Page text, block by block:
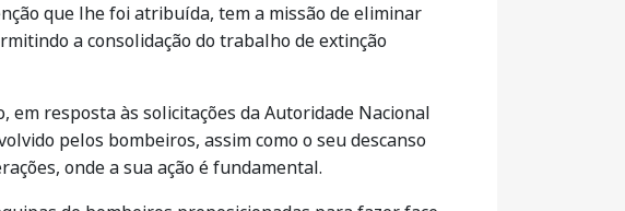
que lhe foi atribuída, tem a missão de eliminar
a consolidação do trabalho de extinção
em resposta às solicitações da Autoridade Nacional
pelos bombeiros, assim como o seu descanso
onde a sua ação é fundamental.